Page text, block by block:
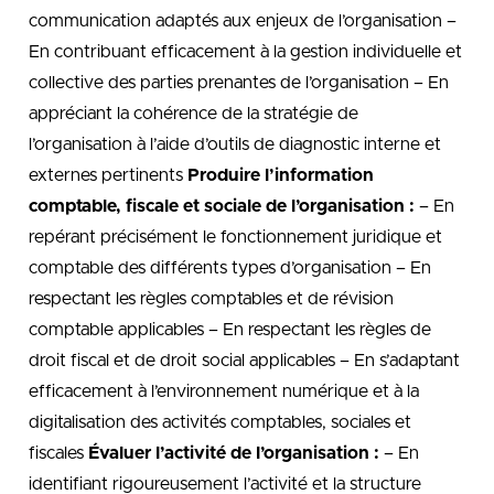
communication adaptés aux enjeux de l’organisation –
En contribuant efficacement à la gestion individuelle et
collective des parties prenantes de l’organisation – En
appréciant la cohérence de la stratégie de
l’organisation à l’aide d’outils de diagnostic interne et
externes pertinents Produire l’information
comptable, fiscale et sociale de l’organisation : – En
repérant précisément le fonctionnement juridique et
comptable des différents types d’organisation – En
respectant les règles comptables et de révision
comptable applicables – En respectant les règles de
droit fiscal et de droit social applicables – En s’adaptant
efficacement à l’environnement numérique et à la
digitalisation des activités comptables, sociales et
fiscales Évaluer l’activité de l’organisation : – En
identifiant rigoureusement l’activité et la structure